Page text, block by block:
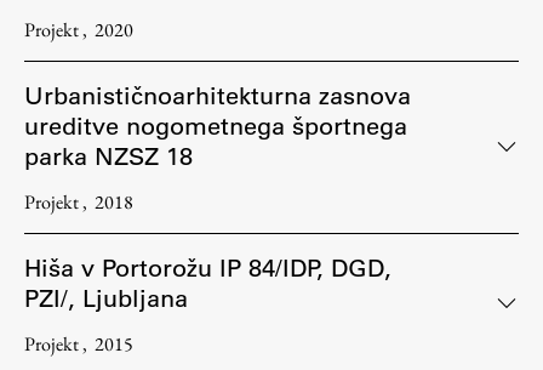
Projekt 2020
Urbanističnoarhitekturna zasnova
ureditve nogometnega športnega
parka NZSZ 18
Projekt 2018
Hiša v Portorožu IP 84/IDP, DGD,
PZI/, Ljubljana
Projekt 2015